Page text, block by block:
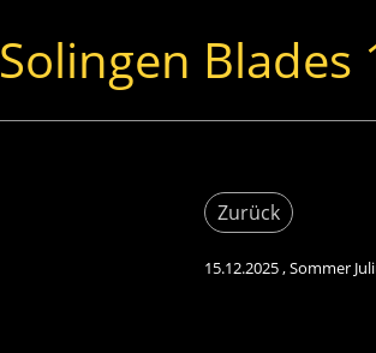
Solingen Blades
Zurück
15.12.2025, Sommer